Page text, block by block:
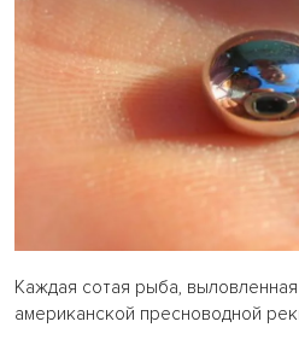
Каждая сотая рыба,
американской пресноводной